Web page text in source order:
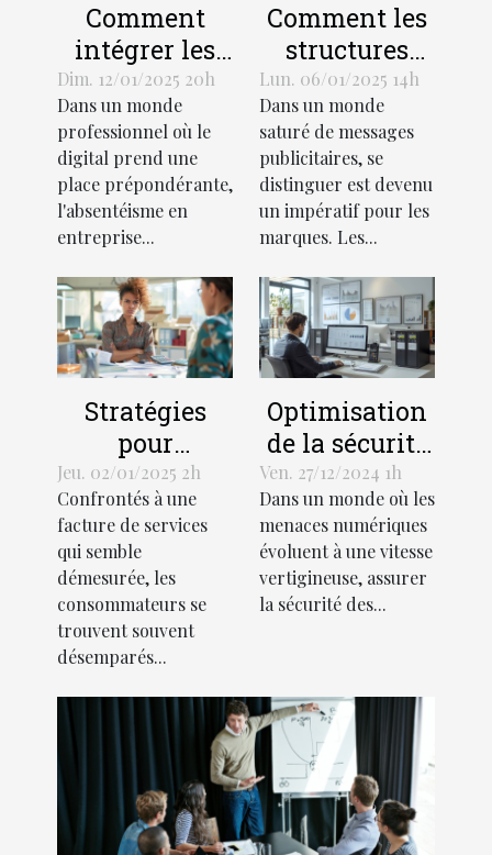
Comment
intégrer les
outils
numériques
pour réduire
l'absentéisme
en entreprise
Dim. 12/01/2025 20h
Dans un monde
professionnel où le
digital prend une
place prépondérante,
l'absentéisme en
entreprise...
Comment les
structures
gonflables
géantes
transforment
le marketing
visuel
Lun. 06/01/2025 14h
Dans un monde
saturé de messages
publicitaires, se
distinguer est devenu
un impératif pour les
marques. Les...
Stratégies
pour
contester une
facture de
services jugée
excessive
Jeu. 02/01/2025 2h
Confrontés à une
facture de services
qui semble
démesurée, les
consommateurs se
trouvent souvent
désemparés...
Optimisation
de la sécurité
des réseaux
d'entreprise :
stratégies et
outils
essentiels
Ven. 27/12/2024 1h
Dans un monde où les
menaces numériques
évoluent à une vitesse
vertigineuse, assurer
la sécurité des...